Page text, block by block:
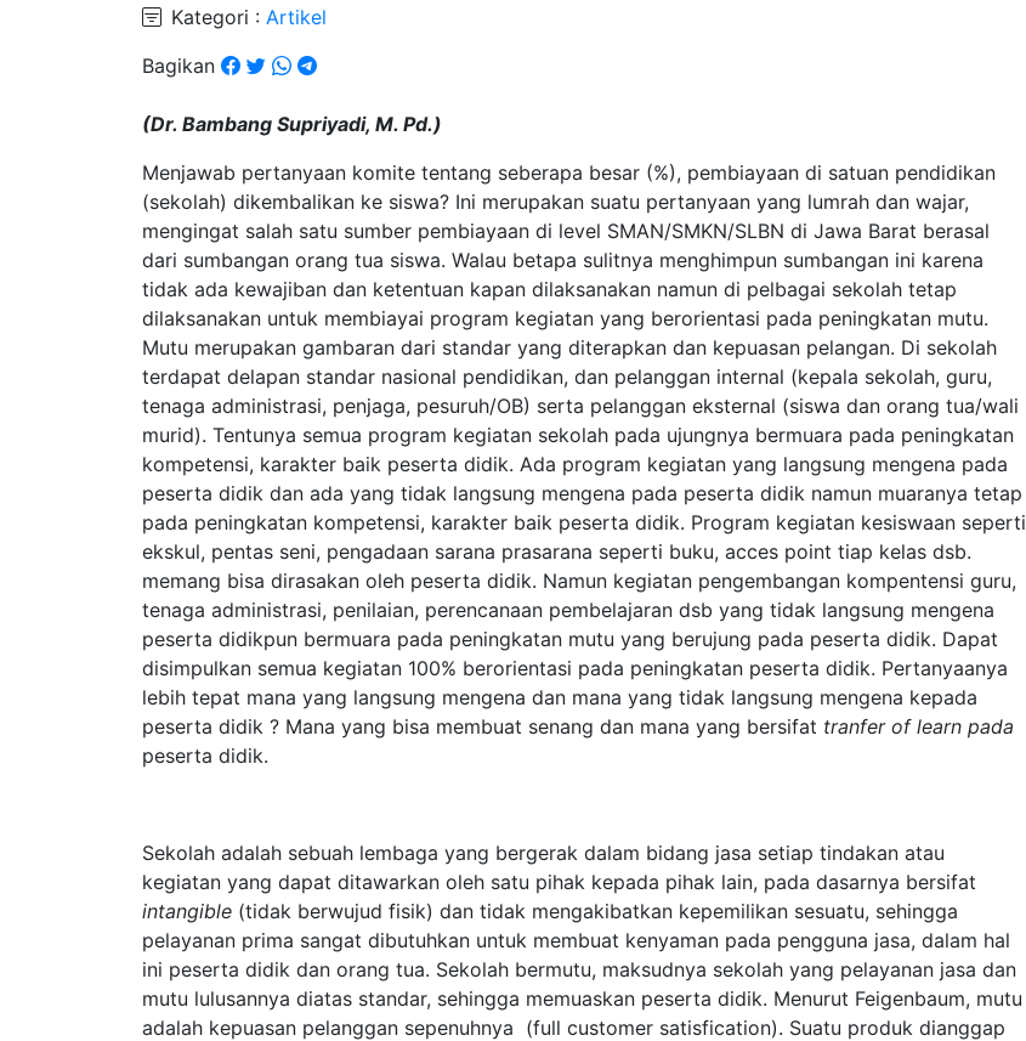
Kategori : Artikel
Bagikan
(Dr. Bambang Supriyadi, M. Pd.)
Menjawab pertanyaan komite tentang seberapa besar (%), pembiayaan di satuan pendidikan
(sekolah) dikembalikan ke siswa? Ini merupakan suatu pertanyaan yang lumrah dan wajar,
mengingat salah satu sumber pembiayaan di level SMAN/SMKN/SLBN di Jawa Barat berasal
dari sumbangan orang tua siswa. Walau betapa sulitnya menghimpun sumbangan ini karena
tidak ada kewajiban dan ketentuan kapan dilaksanakan namun di pelbagai sekolah tetap
dilaksanakan untuk membiayai program kegiatan yang berorientasi pada peningkatan mutu.
Mutu merupakan gambaran dari standar yang diterapkan dan kepuasan pelangan. Di sekolah
terdapat delapan standar nasional pendidikan, dan pelanggan internal (kepala sekolah, guru,
tenaga administrasi, penjaga, pesuruh/OB) serta pelanggan eksternal (siswa dan orang tua/wali
murid). Tentunya semua program kegiatan sekolah pada ujungnya bermuara pada peningkatan
kompetensi, karakter baik peserta didik. Ada program kegiatan yang langsung mengena pada
peserta didik dan ada yang tidak langsung mengena pada peserta didik namun muaranya tetap
pada peningkatan kompetensi, karakter baik peserta didik. Program kegiatan kesiswaan seperti
ekskul, pentas seni, pengadaan sarana prasarana seperti buku, acces point tiap kelas dsb.
memang bisa dirasakan oleh peserta didik. Namun kegiatan pengembangan kompentensi guru,
tenaga administrasi, penilaian, perencanaan pembelajaran dsb yang tidak langsung mengena
peserta didikpun bermuara pada peningkatan mutu yang berujung pada peserta didik. Dapat
disimpulkan semua kegiatan 100% berorientasi pada peningkatan peserta didik. Pertanyaanya
lebih tepat mana yang langsung mengena dan mana yang tidak langsung mengena kepada
peserta didik ? Mana yang bisa membuat senang dan mana yang bersifat tranfer of learn pada
peserta didik.
Sekolah adalah sebuah lembaga yang bergerak dalam bidang jasa setiap tindakan atau
kegiatan yang dapat ditawarkan oleh satu pihak kepada pihak lain, pada dasarnya bersifat
intangible (tidak berwujud fisik) dan tidak mengakibatkan kepemilikan sesuatu, sehingga
pelayanan prima sangat dibutuhkan untuk membuat kenyaman pada pengguna jasa, dalam hal
ini peserta didik dan orang tua. Sekolah bermutu, maksudnya sekolah yang pelayanan jasa dan
mutu lulusannya diatas standar, sehingga memuaskan peserta didik. Menurut Feigenbaum, mutu
adalah kepuasan pelanggan sepenuhnya (full customer satisfication). Suatu produk dianggap